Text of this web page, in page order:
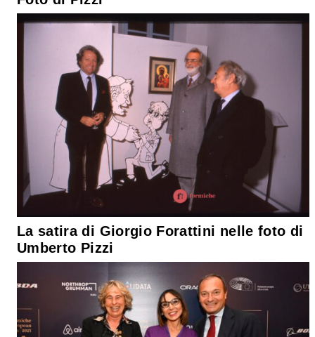
La satira di Giorgio Forattini nelle foto di
Umberto Pizzi